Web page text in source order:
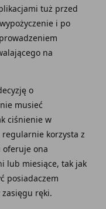
tuż przed
i po
na
o
musieć
ciśnienie w
korzysta z
oferuje ona
lub miesiące, tak jak
posiadaczem
ręki.